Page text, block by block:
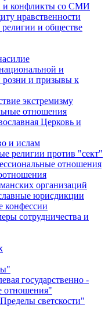
и конфликты со СМИ
нравственности
и обществе
и
розни и призывы к
экстремизму
отношения
Церковь и
и ислам
религии против "сект"
отношения
организаций
юрисдикции
конфессии
сотрудничества и
государственно -
отношения"
светскости"